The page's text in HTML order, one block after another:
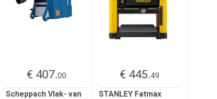
€ 407.00
Scheppach Vlak- van
€ 445.49
STANLEY Fatmax